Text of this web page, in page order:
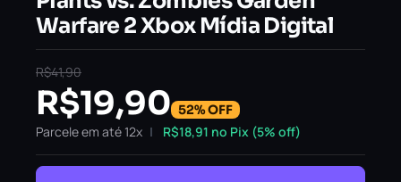
Warfare 2 Xbox Mídia Digital
R$41,90
R$19,90 52% OFF
Parcele em até 12x R$18,91 no Pix (5% off)